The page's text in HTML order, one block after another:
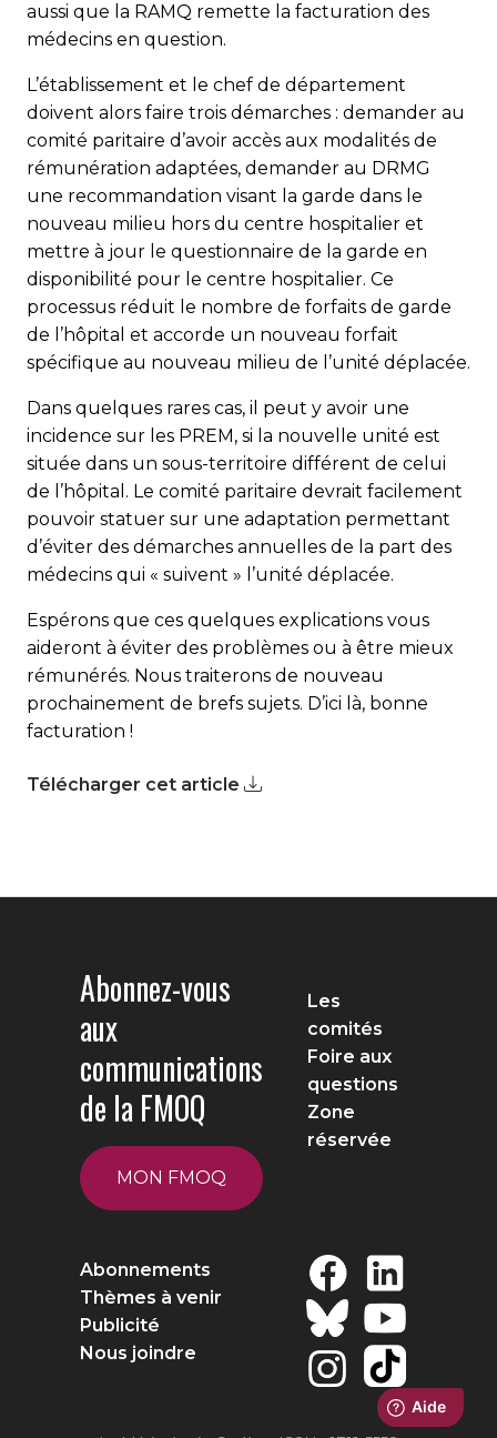
aussi que la RAMQ remette la facturation des
médecins en question.
L’établissement et le chef de département
doivent alors faire trois démarches : demander au
comité paritaire d’avoir accès aux modalités de
rémunération adaptées, demander au DRMG
une recommandation visant la garde dans le
nouveau milieu hors du centre hospitalier et
mettre à jour le questionnaire de la garde en
disponibilité pour le centre hospitalier. Ce
processus réduit le nombre de forfaits de garde
de l’hôpital et accorde un nouveau forfait
spécifique au nouveau milieu de l’unité déplacée.
Dans quelques rares cas, il peut y avoir une
incidence sur les PREM, si la nouvelle unité est
située dans un sous-territoire différent de celui
de l’hôpital. Le comité paritaire devrait facilement
pouvoir statuer sur une adaptation permettant
d’éviter des démarches annuelles de la part des
médecins qui « suivent » l’unité déplacée.
Espérons que ces quelques explications vous
aideront à éviter des problèmes ou à être mieux
rémunérés. Nous traiterons de nouveau
prochainement de brefs sujets. D’ici là, bonne
facturation !
Télécharger cet article
Abonnez-vous
aux
communications
de la FMOQ
MON FMOQ
Les
comités
Foire aux
questions
Zone
réservée
Abonnements
Thèmes à venir
Publicité
Nous joindre